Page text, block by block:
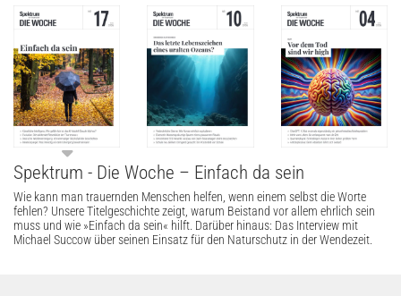
Spektrum - Die Woche – Einfach da sein
Wie kann man trauernden Menschen helfen, wenn einem selbst die Worte
fehlen? Unsere Titelgeschichte zeigt, warum Beistand vor allem ehrlich sein
muss und wie »Einfach da sein« hilft. Darüber hinaus: Das Interview mit
Michael Succow über seinen Einsatz für den Naturschutz in der Wendezeit.